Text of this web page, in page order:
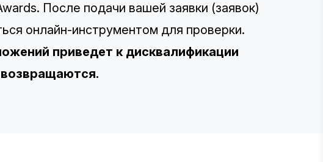
После подачи вашей заявки (заявок)
онлайн-инструментом для проверки.
приведет к дисквалификации